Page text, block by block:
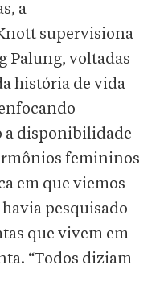
a
supervisiona
Palung, voltadas
história de vida
a disponibilidade
femininos
em que viemos
pesquisado
que vivem em
“Todos diziam